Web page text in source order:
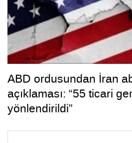
ABD ordusundan İran
açıklaması: “55 ticari
yönlendirildi”